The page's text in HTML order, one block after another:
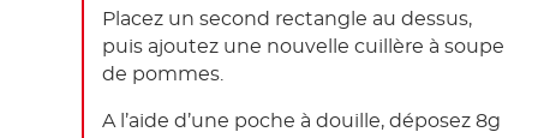
Placez un second rectangle au dessus,
puis ajoutez une nouvelle cuillère à soupe
de pommes.
A l’aide d’une poche à douille, déposez 8g